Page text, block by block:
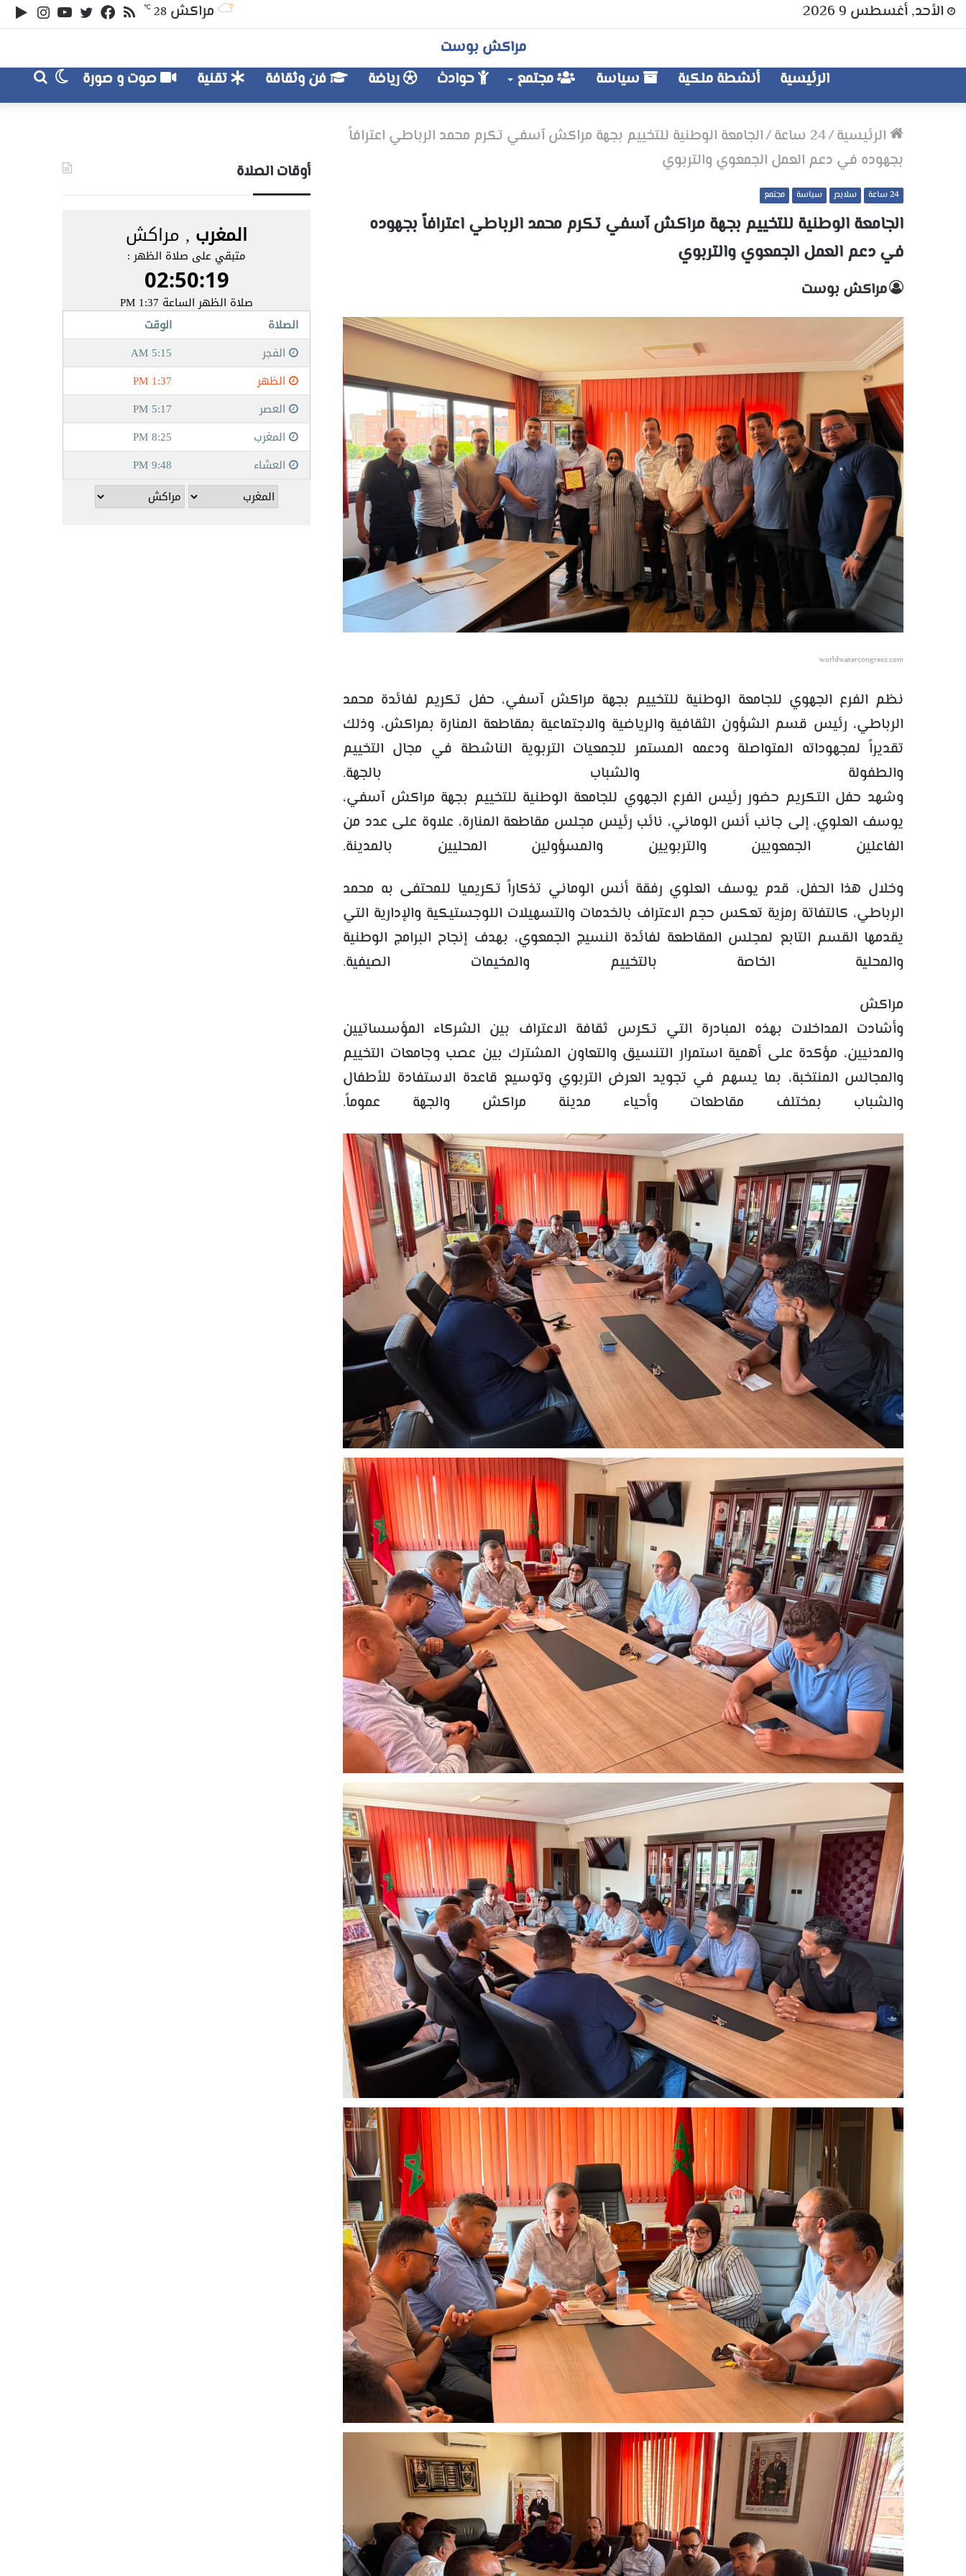
الأحد, أغسطس 9 2026 يوتيوبتويتر
فيسبوكملخص
الموقع
مراكش 28
℃
مراكش بوست
الرئيسية
أنشطة ملكية سياسة مجتمع حوادث رياضة فن وثقافة تقنية صوت و صورة
بحث
عن
الوضع
المظلم
الرئيسية/24 ساعة /الجامعة الوطنية للتخييم بجهة مراكش آسفي تكرم محمد الرباطي اعترافاً
بجهوده في دعم العمل الجمعوي والتربوي
24 ساعة سلايدر سياسة مجتمع
الجامعة الوطنية للتخييم بجهة مراكش آسفي تكرم محمد الرباطي اعترافاً بجهوده
في دعم العمل الجمعوي والتربوي
مراكش بوست
worldwatercongress.com
نظم الفرع الجهوي للجامعة الوطنية للتخييم بجهة مراكش آسفي، حفل تكريم لفائدة محمد
الرباطي، رئيس قسم الشؤون الثقافية والرياضية والاجتماعية بمقاطعة المنارة بمراكش، وذلك
تقديراً لمجهوداته المتواصلة ودعمه المستمر للجمعيات التربوية الناشطة في مجال التخييم
والطفولة والشباب بالجهة.
وشهد حفل التكريم حضور رئيس الفرع الجهوي للجامعة الوطنية للتخييم بجهة مراكش آسفي،
يوسف العلوي، إلى جانب أنس الوماني، نائب رئيس مجلس مقاطعة المنارة، علاوة على عدد من
الفاعلين الجمعويين والتربويين والمسؤولين المحليين بالمدينة.
وخلال هذا الحفل، قدم يوسف العلوي رفقة أنس الوماني تذكاراً تكريميا للمحتفى به محمد
الرباطي، كالتفاتة رمزية تعكس حجم الاعتراف بالخدمات والتسهيلات اللوجستيكية والإدارية التي
يقدمها القسم التابع لمجلس المقاطعة لفائدة النسيج الجمعوي، بهدف إنجاح البرامج الوطنية
والمحلية الخاصة بالتخييم والمخيمات الصيفية.
مراكش
وأشادت المداخلات بهذه المبادرة التي تكرس ثقافة الاعتراف بين الشركاء المؤسساتيين
والمدنيين، مؤكدة على أهمية استمرار التنسيق والتعاون المشترك بين عصب وجامعات التخييم
والمجالس المنتخبة، بما يسهم في تجويد العرض التربوي وتوسيع قاعدة الاستفادة للأطفال
والشباب بمختلف مقاطعات وأحياء مدينة مراكش والجهة عموماً.
أوقات الصلاة